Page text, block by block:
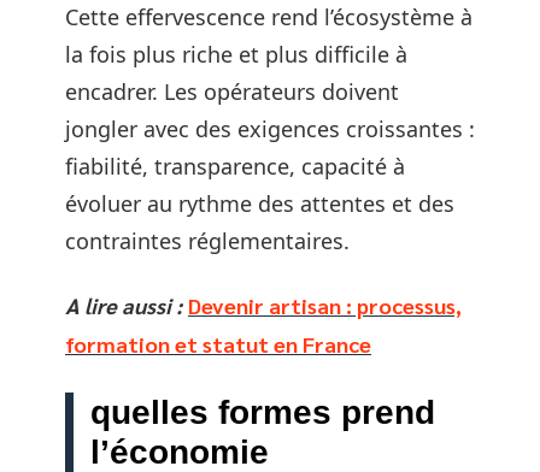
Cette effervescence rend l’écosystème à
la fois plus riche et plus difficile à
encadrer. Les opérateurs doivent
jongler avec des exigences croissantes :
fiabilité, transparence, capacité à
évoluer au rythme des attentes et des
contraintes réglementaires.
A lire aussi : Devenir artisan : processus,
formation et statut en France
quelles formes prend
l’économie